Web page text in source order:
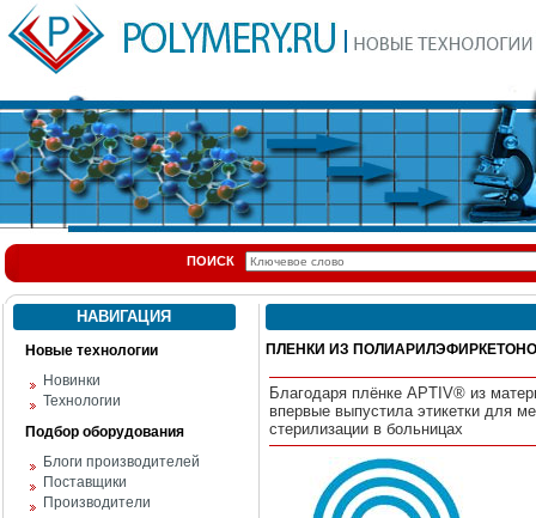
ПОИСК
НАВИГАЦИЯ
Новые технологии
Новинки
Технологии
Подбор оборудования
Блоги производителей
Поставщики
Производители
ПЛЕНКИ ИЗ
Благодаря плёнке APTIV® из
впервые выпустила этикетки для
стерилизации в больницах